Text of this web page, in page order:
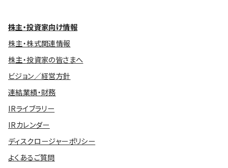
株主・投資家向け情報
株主・株式関連情報
株主・投資家の皆さまへ
ビジョン／経営方針
連結業績・財務
IRライブラリー
IRカレンダー
ディスクロージャーポリシー
よくあるご質問